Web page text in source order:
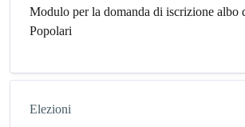
Modulo per la domanda di iscrizione albo
Popolari
Elezioni